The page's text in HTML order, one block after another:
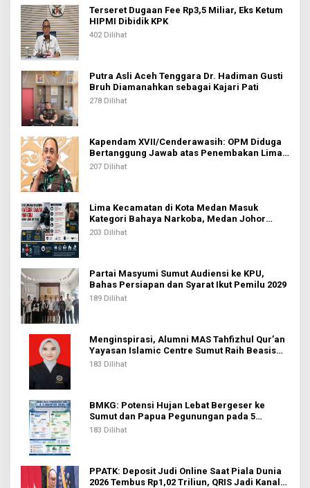
Terseret Dugaan Fee Rp3,5 Miliar, Eks Ketum
HIPMI Dibidik KPK
402 Dilihat
Putra Asli Aceh Tenggara Dr. Hadiman Gusti
Bruh Diamanahkan sebagai Kajari Pati
278 Dilihat
Kapendam XVII/Cenderawasih: OPM Diduga
Bertanggung Jawab atas Penembakan Lima
Pekerja di Tolikara
207 Dilihat
Lima Kecamatan di Kota Medan Masuk
Kategori Bahaya Narkoba, Medan Johor
Tertinggi
203 Dilihat
Partai Masyumi Sumut Audiensi ke KPU,
Bahas Persiapan dan Syarat Ikut Pemilu 2029
189 Dilihat
Menginspirasi, Alumni MAS Tahfizhul Qur’an
Yayasan Islamic Centre Sumut Raih Beasiswa
BIB Kemenag
183 Dilihat
BMKG: Potensi Hujan Lebat Bergeser ke
Sumut dan Papua Pegunungan pada 5
Agustus
183 Dilihat
PPATK: Deposit Judi Online Saat Piala Dunia
2026 Tembus Rp1,02 Triliun, QRIS Jadi Kanal